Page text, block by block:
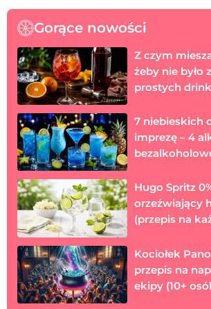
Gorące nowości
Z czym
żeby nie było
prostych
7 niebieskich
imprezę – 4
Hugo Spritz
orzeźwiający
(przepis na
Kociołek
przepis na
ekipy (10+